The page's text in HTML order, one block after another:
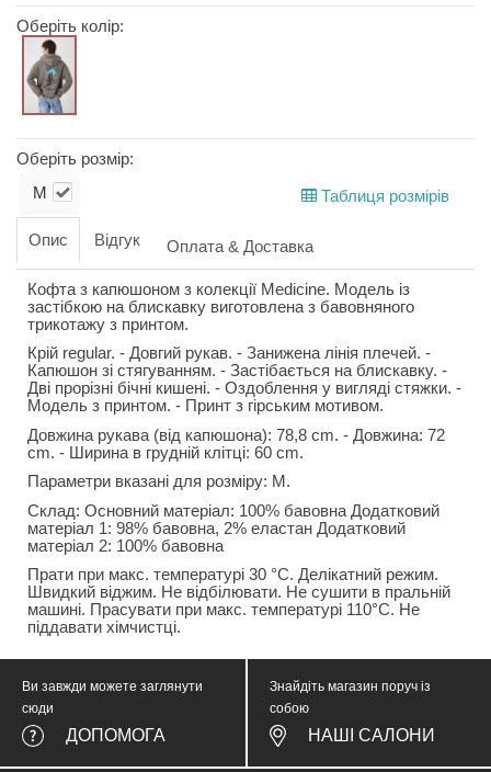
Оберіть колір:
Оберіть розмір:
M Таблиця розмірів
Опис Відгук Оплата & Доставка
Кофта з капюшоном з колекції Medicine. Модель із
застібкою на блискавку виготовлена з бавовняного
трикотажу з принтом.
Крій regular. - Довгий рукав. - Занижена лінія плечей. -
Капюшон зі стягуванням. - Застібається на блискавку. -
Дві прорізні бічні кишені. - Оздоблення у вигляді стяжки. -
Модель з принтом. - Принт з гірським мотивом.
Довжина рукава (від капюшона): 78,8 cm. - Довжина: 72
cm. - Ширина в грудній клітці: 60 cm.
Параметри вказані для розміру: М.
Склад: Основний матеріал: 100% бавовна Додатковий
матеріал 1: 98% бавовна, 2% еластан Додатковий
матеріал 2: 100% бавовна
Прати при макс. температурі 30 °C. Делікатний режим.
Швидкий віджим. Не відбілювати. Не сушити в пральній
машині. Прасувати при макс. температурі 110°C. Не
піддавати хімчистці.
Ви завжди можете заглянути
сюди
ДОПОМОГА
Знайдіть магазин поруч із
собою
НАШІ САЛОНИ